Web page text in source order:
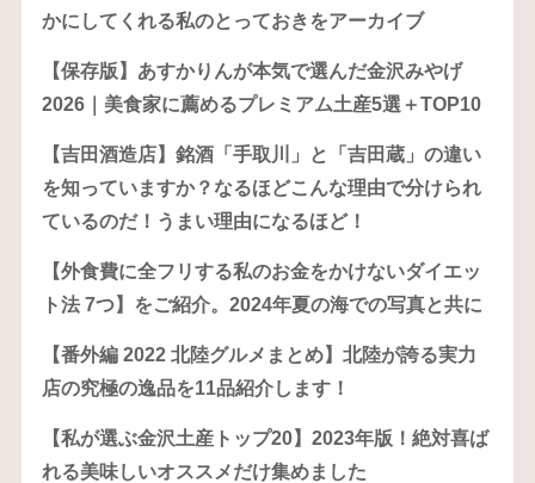
かにしてくれる私のとっておきをアーカイブ
【保存版】あすかりんが本気で選んだ金沢みやげ
2026｜美食家に薦めるプレミアム土産5選＋TOP10
【吉田酒造店】銘酒「手取川」と「吉田蔵」の違い
を知っていますか？なるほどこんな理由で分けられ
ているのだ！うまい理由になるほど！
【外食費に全フリする私のお金をかけないダイエッ
ト法 7つ】をご紹介。2024年夏の海での写真と共に
【番外編 2022 北陸グルメまとめ】北陸が誇る実力
店の究極の逸品を11品紹介します！
【私が選ぶ金沢土産トップ20】2023年版！絶対喜ば
れる美味しいオススメだけ集めました